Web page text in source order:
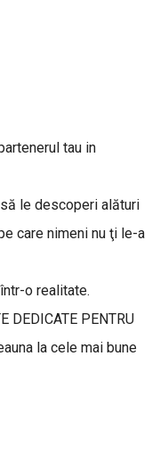
tau in
le descoperi alături
care nimeni nu ţi le-a
o realitate.
DEDICATE PENTRU
la cele mai bune